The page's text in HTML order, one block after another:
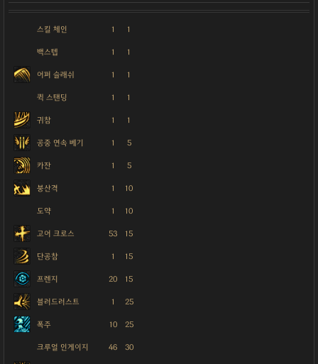
스킬 체인 1 1
백스텝 1 1
어퍼 슬래쉬 1 1
퀵 스탠딩 1 1
귀참 1 1
공중 연속 베기 1 5
카잔 1 5
붕산격 1 10
도약 1 10
고어 크로스 53 15
단공참 1 15
프렌지 20 15
블러드러스트 1 25
폭주 10 25
크루얼 인게이지 46 30